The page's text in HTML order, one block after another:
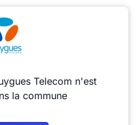
Telecom n'est
la commune